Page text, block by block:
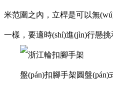
米范圍之內，立桿是可以
一樣，要適時(shí)進(jìn)行懸挑
盤(pán)扣腳手架圓盤(pán)